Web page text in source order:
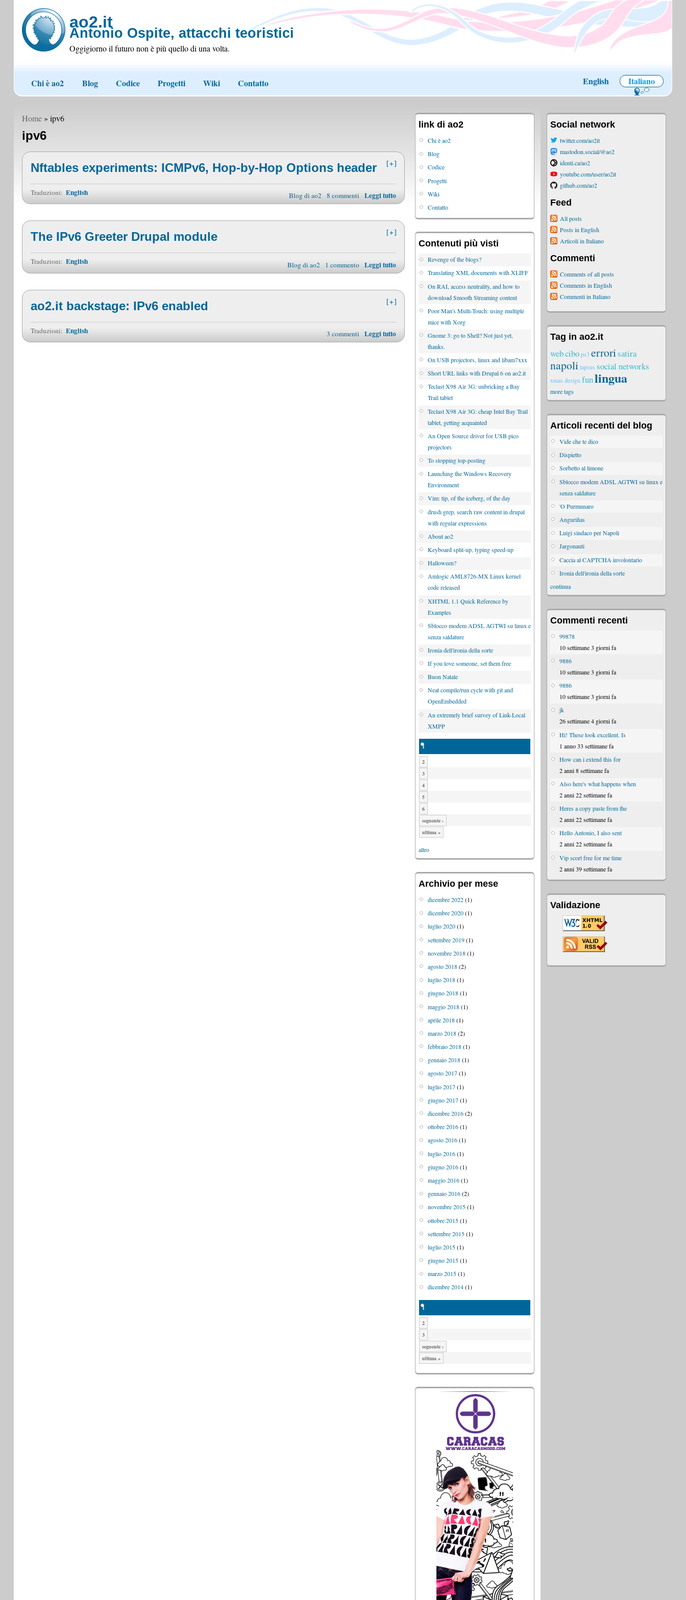
ao2.it
Antonio Ospite, attacchi teoristici
Oggigiorno il futuro non è più quello di una volta.
Chi è ao2 Blog Codice Progetti Wiki Contatto English Italiano
Home» ipv6
ipv6
[+]
Nftables experiments: ICMPv6, Hop-by-Hop Options header
Traduzioni: English Blog di ao2 8 commenti Leggi tutto
[+]
The IPv6 Greeter Drupal module
Traduzioni: English Blog di ao2 1 commento Leggi tutto
[+]
ao2.it backstage: IPv6 enabled
Traduzioni: English 3 commenti Leggi tutto
link di ao2
Chi è ao2
Blog
Codice
Progetti
Wiki
Contatto
Contenuti più visti
Revenge of the blogs?
Translating XML documents with XLIFF
On RAI, access neutrality, and how to
download Smooth Streaming content
Poor Man's Multi-Touch: using multiple
mice with Xorg
Gnome 3: go to Shell? Not just yet,
thanks.
On USB projectors, linux and libam7xxx
Short URL links with Drupal 6 on ao2.it
Teclast X98 Air 3G: unbricking a Bay
Trail tablet
Teclast X98 Air 3G: cheap Intel Bay Trail
tablet, getting acquainted
An Open Source driver for USB pico
projectors
To stopping top-posting
Launching the Windows Recovery
Environment
Vim: tip, of the iceberg, of the day
drush grep, search raw content in drupal
with regular expressions
About ao2
Keyboard split-up, typing speed-up
Halloween?
Amlogic AML8726-MX Linux kernel
code released
XHTML 1.1 Quick Reference by
Examples
Sblocco modem ADSL AGTWI su linux e
senza saldature
Ironia dell'ironia della sorte
If you love someone, set them free
Buon Natale
Neat compile/run cycle with git and
OpenEmbedded
An extremely brief survey of Link-Local
XMPP
1
2
3
4
5
6
seguente ›
ultima »
altro
Archivio per mese
dicembre 2022(1)
dicembre 2020(1)
luglio 2020(1)
settembre 2019(1)
novembre 2018(1)
agosto 2018(2)
luglio 2018(1)
giugno 2018(1)
maggio 2018(1)
aprile 2018(1)
marzo 2018(2)
febbraio 2018(1)
gennaio 2018(1)
agosto 2017(1)
luglio 2017(1)
giugno 2017(1)
dicembre 2016(2)
ottobre 2016(1)
agosto 2016(1)
luglio 2016(1)
giugno 2016(1)
maggio 2016(1)
gennaio 2016(2)
novembre 2015(1)
ottobre 2015(1)
settembre 2015(1)
luglio 2015(1)
giugno 2015(1)
marzo 2015(1)
dicembre 2014(1)
1
2
3
seguente ›
ultima »
Social network
twitter.com/ao2it
mastodon.social/@ao2
identi.ca/ao2
youtube.com/user/ao2it
github.com/ao2
Feed
All posts
Posts in English
Articoli in Italiano
Commenti
Comments of all posts
Comments in English
Commenti in Italiano
Tag in ao2.it
webcibops3 errorisatira
napolilapsus social networks
xmas design funlingua
more tags
Articoli recenti del blog
Vide che te dico
Dispietto
Sorbetto al limone
Sblocco modem ADSL AGTWI su linux e
senza saldature
'O Purmunaro
Anguriñas
Luigi sindaco per Napoli
Jargonauti
Caccia al CAPTCHA involontario
Ironia dell'ironia della sorte
continua
Commenti recenti
99878
10 settimane 3 giorni fa
9886
10 settimane 3 giorni fa
9886
10 settimane 3 giorni fa
jk
26 settimane 4 giorni fa
Hi! These look excellent. Is
1 anno 33 settimane fa
How can i extend this for
2 anni 8 settimane fa
Also here's what happens when
2 anni 22 settimane fa
Heres a copy paste from the
2 anni 22 settimane fa
Hello Antonio, I also sent
2 anni 22 settimane fa
Vip scort free for me time
2 anni 39 settimane fa
Validazione